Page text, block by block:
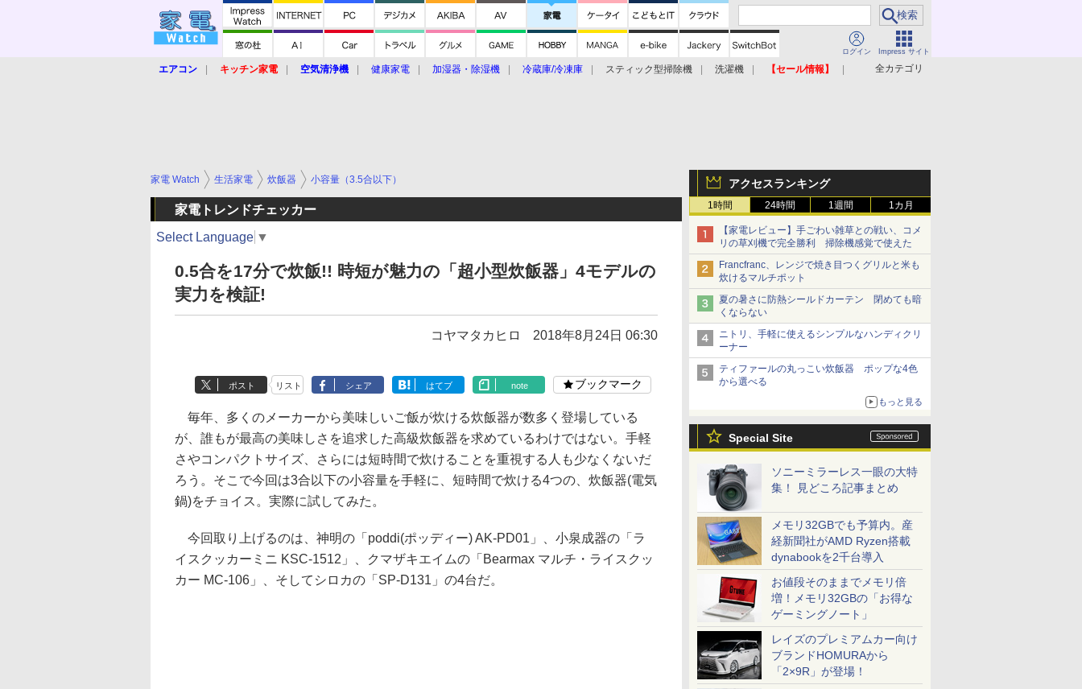
ログイン Impress サイト
全カテゴリ
エアコン キッチン家電 空気清浄機 健康家電 加湿器・除湿機 冷蔵庫/冷凍庫 スティック型掃除機 洗濯機
【セール情報】
アクセスランキング
1時間 24時間 1週間 1カ月
【家電レビュー】手ごわい雑草との戦い、コメ
リの草刈機で完全勝利 掃除機感覚で使えた
Francfranc、レンジで焼き目つくグリルと米も
炊けるマルチポット
夏の暑さに防熱シールドカーテン 閉めても暗
くならない
ニトリ、手軽に使えるシンプルなハンディクリ
ーナー
ティファールの丸っこい炊飯器 ポップな4色
から選べる
もっと見る
Special Site
ソニーミラーレス一眼の大特
集！ 見どころ記事まとめ
メモリ32GBでも予算内。産
経新聞社がAMD Ryzen搭載
dynabookを2千台導入
お値段そのままでメモリ倍
増！メモリ32GBの「お得な
ゲーミングノート」
レイズのプレミアムカー向け
ブランドHOMURAから
「2×9R」が登場！
家電 Watch 生活家電 炊飯器 小容量（3.5合以下）
家電トレンドチェッカー
Select Language ▼
0.5合を17分で炊飯!! 時短が魅力の「超小型炊飯器」4モデルの
実力を検証!
コヤマタカヒロ 2018年8月24日 06:30
ポスト リスト シェア はてブ note ブックマーク
毎年、多くのメーカーから美味しいご飯が炊ける炊飯器が数多く登場している
が、誰もが最高の美味しさを追求した高級炊飯器を求めているわけではない。手軽
さやコンパクトサイズ、さらには短時間で炊けることを重視する人も少なくないだ
ろう。そこで今回は3合以下の小容量を手軽に、短時間で炊ける4つの、炊飯器(電気
鍋)をチョイス。実際に試してみた。
今回取り上げるのは、神明の「poddi(ポッディー) AK-PD01」、小泉成器の「ラ
イスクッカーミニ KSC-1512」、クマザキエイムの「Bearmax マルチ・ライスクッ
カー MC-106」、そしてシロカの「SP-D131」の4台だ。